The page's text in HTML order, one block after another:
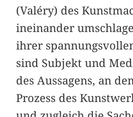
(Valéry) des
ineinander
ihrer
sind Subjekt und
des Aussagens, an
Prozess des